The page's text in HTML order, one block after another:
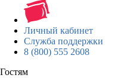
Личный кабинет
Служба поддержки
8 (800) 555 2608
Гостям